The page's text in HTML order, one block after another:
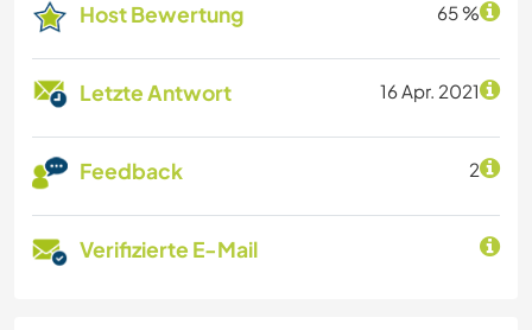
Host Bewertung 65 %
Letzte Antwort 16 Apr. 2021
Feedback 2
Verifizierte E-Mail